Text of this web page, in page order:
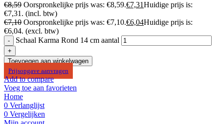
€8,59 Oorspronkelijke prijs was: €8,59.€7,31Huidige prijs is:
€7,31. (incl. btw)
€7,10 Oorspronkelijke prijs was: €7,10.€6,04Huidige prijs is:
€6,04. (excl. btw)
Schaal Karma Rond 14 cm aantal
Toevoegen aan winkelwagen
Prijsopgave aanvragen
Add to compare
Voeg toe aan favorieten
Home
0 Verlanglijst
0 Vergelijken